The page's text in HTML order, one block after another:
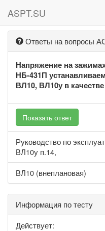
ASPT.SU
Ответы на вопросы
Напряжение на
НБ-431П
ВЛ10, ВЛ10у в
Показать ответ
Руководство по
ВЛ10у п.14,
ВЛ10 (внеплановая)
Информация по тесту
Действует: